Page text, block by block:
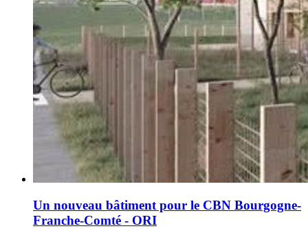
Un nouveau bâtiment pour le CBN Bourgogne-
Franche-Comté - ORI